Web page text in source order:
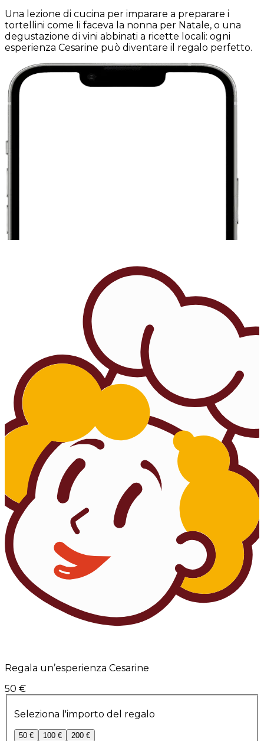
Una lezione di cucina per imparare a preparare i
tortellini come li faceva la nonna per Natale, o una
degustazione di vini abbinati a ricette locali: ogni
esperienza Cesarine può diventare il regalo perfetto.
Regala un’esperienza Cesarine
50 €
Seleziona l'importo del regalo
50 € 100 € 200 €